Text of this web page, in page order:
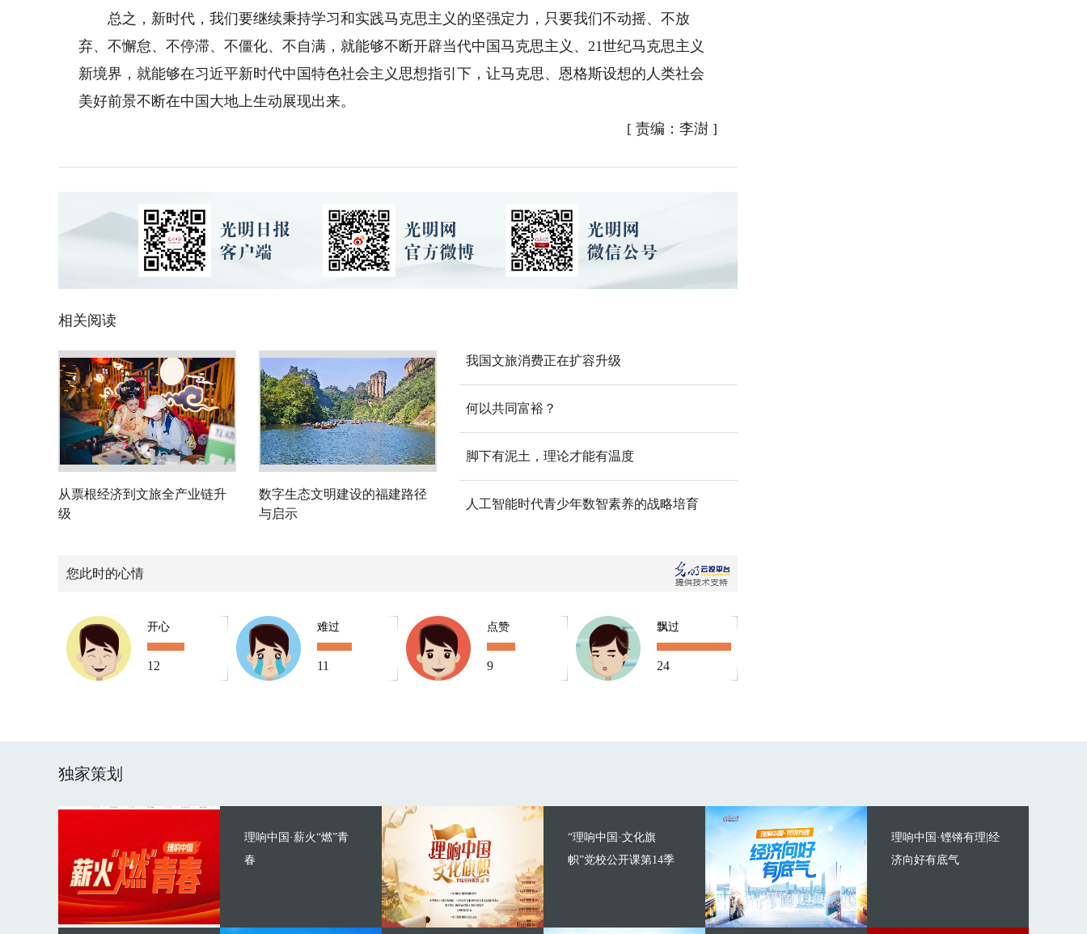
总之，新时代，我们要继续秉持学习和实践马克思主义的坚强定力，只要我们不动摇、不放
弃、不懈怠、不停滞、不僵化、不自满，就能够不断开辟当代中国马克思主义、21世纪马克思主义
新境界，就能够在习近平新时代中国特色社会主义思想指引下，让马克思、恩格斯设想的人类社会
美好前景不断在中国大地上生动展现出来。
[ 责编：李澍]
相关阅读
从票根经济到文旅全产业链升
级
数字生态文明建设的福建路径
与启示
我国文旅消费正在扩容升级
何以共同富裕？
脚下有泥土，理论才能有温度
人工智能时代青少年数智素养的战略培育
您此时的心情
开心
12
难过
11
点赞
9
飘过
24
独家策划
理响中国·薪火“燃”青
春
“理响中国·文化旗
帜”党校公开课第14季
理响中国·铿锵有理|经
济向好有底气